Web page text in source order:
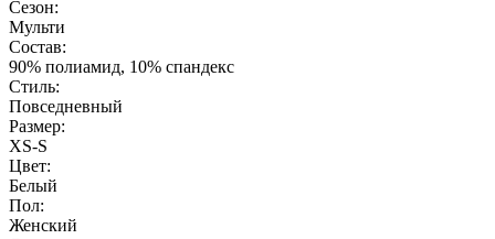
Сезон:
Мульти
Состав:
90% полиамид, 10% спандекс
Стиль:
Повседневный
Размер:
XS-S
Цвет:
Белый
Пол:
Женский